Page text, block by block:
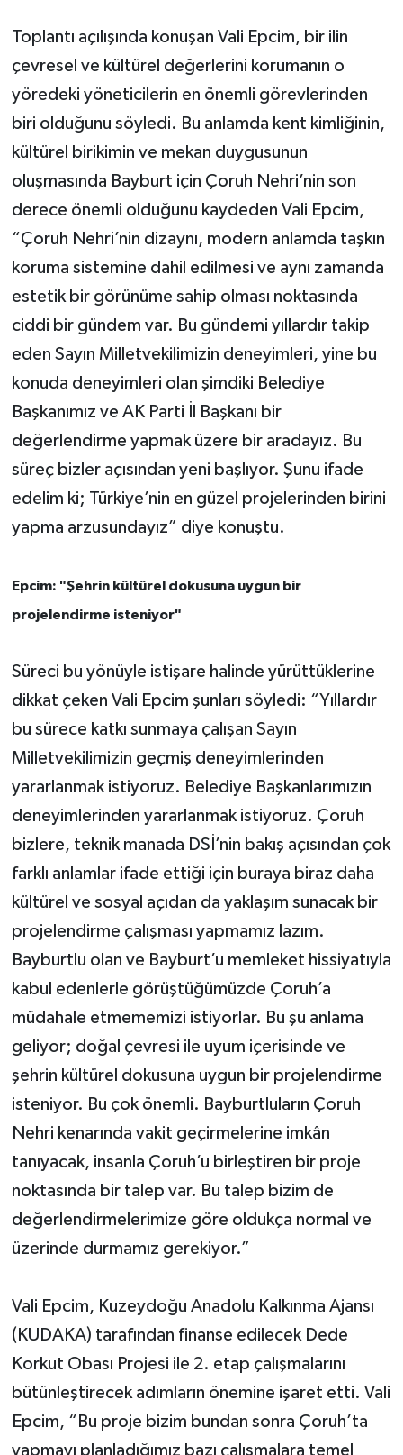
Toplantı açılışında konuşan Vali Epcim, bir ilin
çevresel ve kültürel değerlerini korumanın o
yöredeki yöneticilerin en önemli görevlerinden
biri olduğunu söyledi. Bu anlamda kent kimliğinin,
kültürel birikimin ve mekan duygusunun
oluşmasında Bayburt için Çoruh Nehri’nin son
derece önemli olduğunu kaydeden Vali Epcim,
“Çoruh Nehri’nin dizaynı, modern anlamda taşkın
koruma sistemine dahil edilmesi ve aynı zamanda
estetik bir görünüme sahip olması noktasında
ciddi bir gündem var. Bu gündemi yıllardır takip
eden Sayın Milletvekilimizin deneyimleri, yine bu
konuda deneyimleri olan şimdiki Belediye
Başkanımız ve AK Parti İl Başkanı bir
değerlendirme yapmak üzere bir aradayız. Bu
süreç bizler açısından yeni başlıyor. Şunu ifade
edelim ki; Türkiye’nin en güzel projelerinden birini
yapma arzusundayız” diye konuştu.
Epcim: "Şehrin kültürel dokusuna uygun bir
projelendirme isteniyor"
Süreci bu yönüyle istişare halinde yürüttüklerine
dikkat çeken Vali Epcim şunları söyledi: “Yıllardır
bu sürece katkı sunmaya çalışan Sayın
Milletvekilimizin geçmiş deneyimlerinden
yararlanmak istiyoruz. Belediye Başkanlarımızın
deneyimlerinden yararlanmak istiyoruz. Çoruh
bizlere, teknik manada DSİ’nin bakış açısından çok
farklı anlamlar ifade ettiği için buraya biraz daha
kültürel ve sosyal açıdan da yaklaşım sunacak bir
projelendirme çalışması yapmamız lazım.
Bayburtlu olan ve Bayburt’u memleket hissiyatıyla
kabul edenlerle görüştüğümüzde Çoruh’a
müdahale etmememizi istiyorlar. Bu şu anlama
geliyor; doğal çevresi ile uyum içerisinde ve
şehrin kültürel dokusuna uygun bir projelendirme
isteniyor. Bu çok önemli. Bayburtluların Çoruh
Nehri kenarında vakit geçirmelerine imkân
tanıyacak, insanla Çoruh’u birleştiren bir proje
noktasında bir talep var. Bu talep bizim de
değerlendirmelerimize göre oldukça normal ve
üzerinde durmamız gerekiyor.”
Vali Epcim, Kuzeydoğu Anadolu Kalkınma Ajansı
(KUDAKA) tarafından finanse edilecek Dede
Korkut Obası Projesi ile 2. etap çalışmalarını
bütünleştirecek adımların önemine işaret etti. Vali
Epcim, “Bu proje bizim bundan sonra Çoruh’ta
yapmayı planladığımız bazı çalışmalara temel